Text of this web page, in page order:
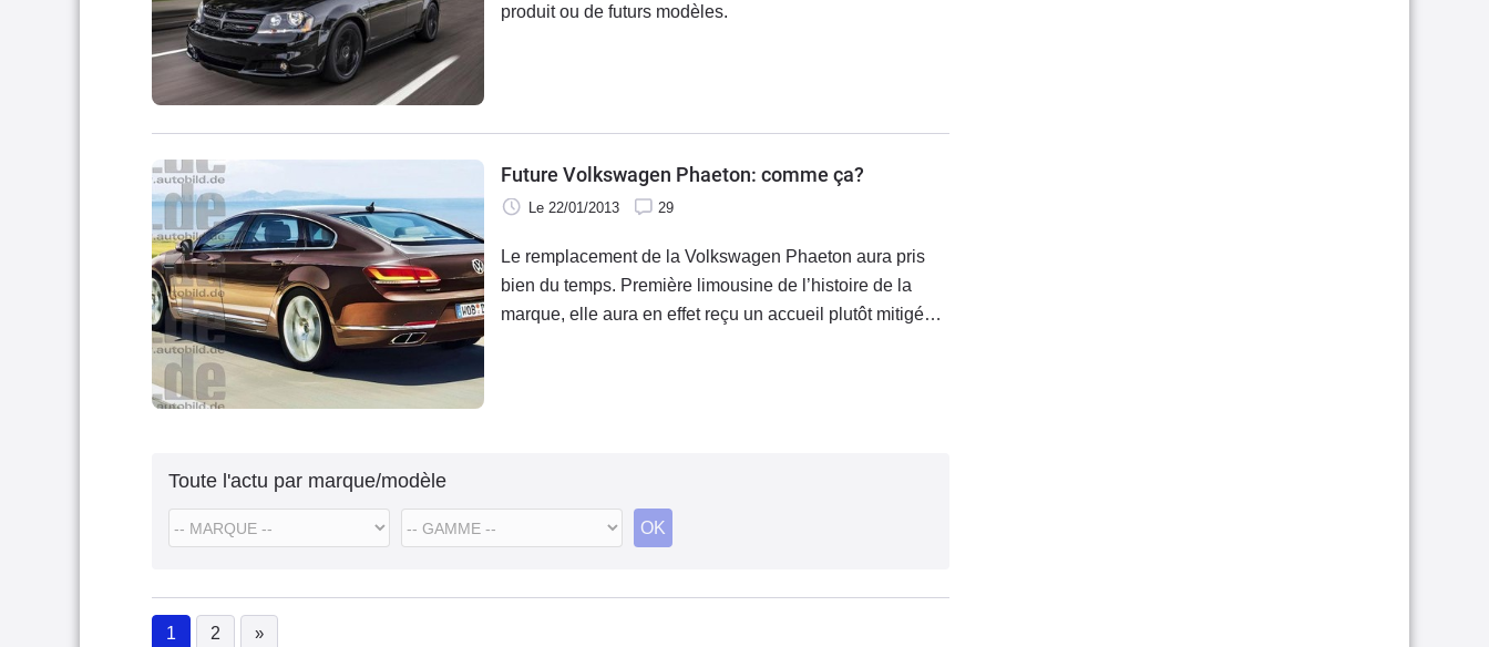
produit ou de futurs modèles.
Future Volkswagen Phaeton: comme ça?
Le 22/01/2013 29
Le remplacement de la Volkswagen Phaeton aura pris
bien du temps. Première limousine de l’histoire de la
marque, elle aura en effet reçu un accueil plutôt mitigé
Toute l'actu par marque/modèle
OK
1 2 »